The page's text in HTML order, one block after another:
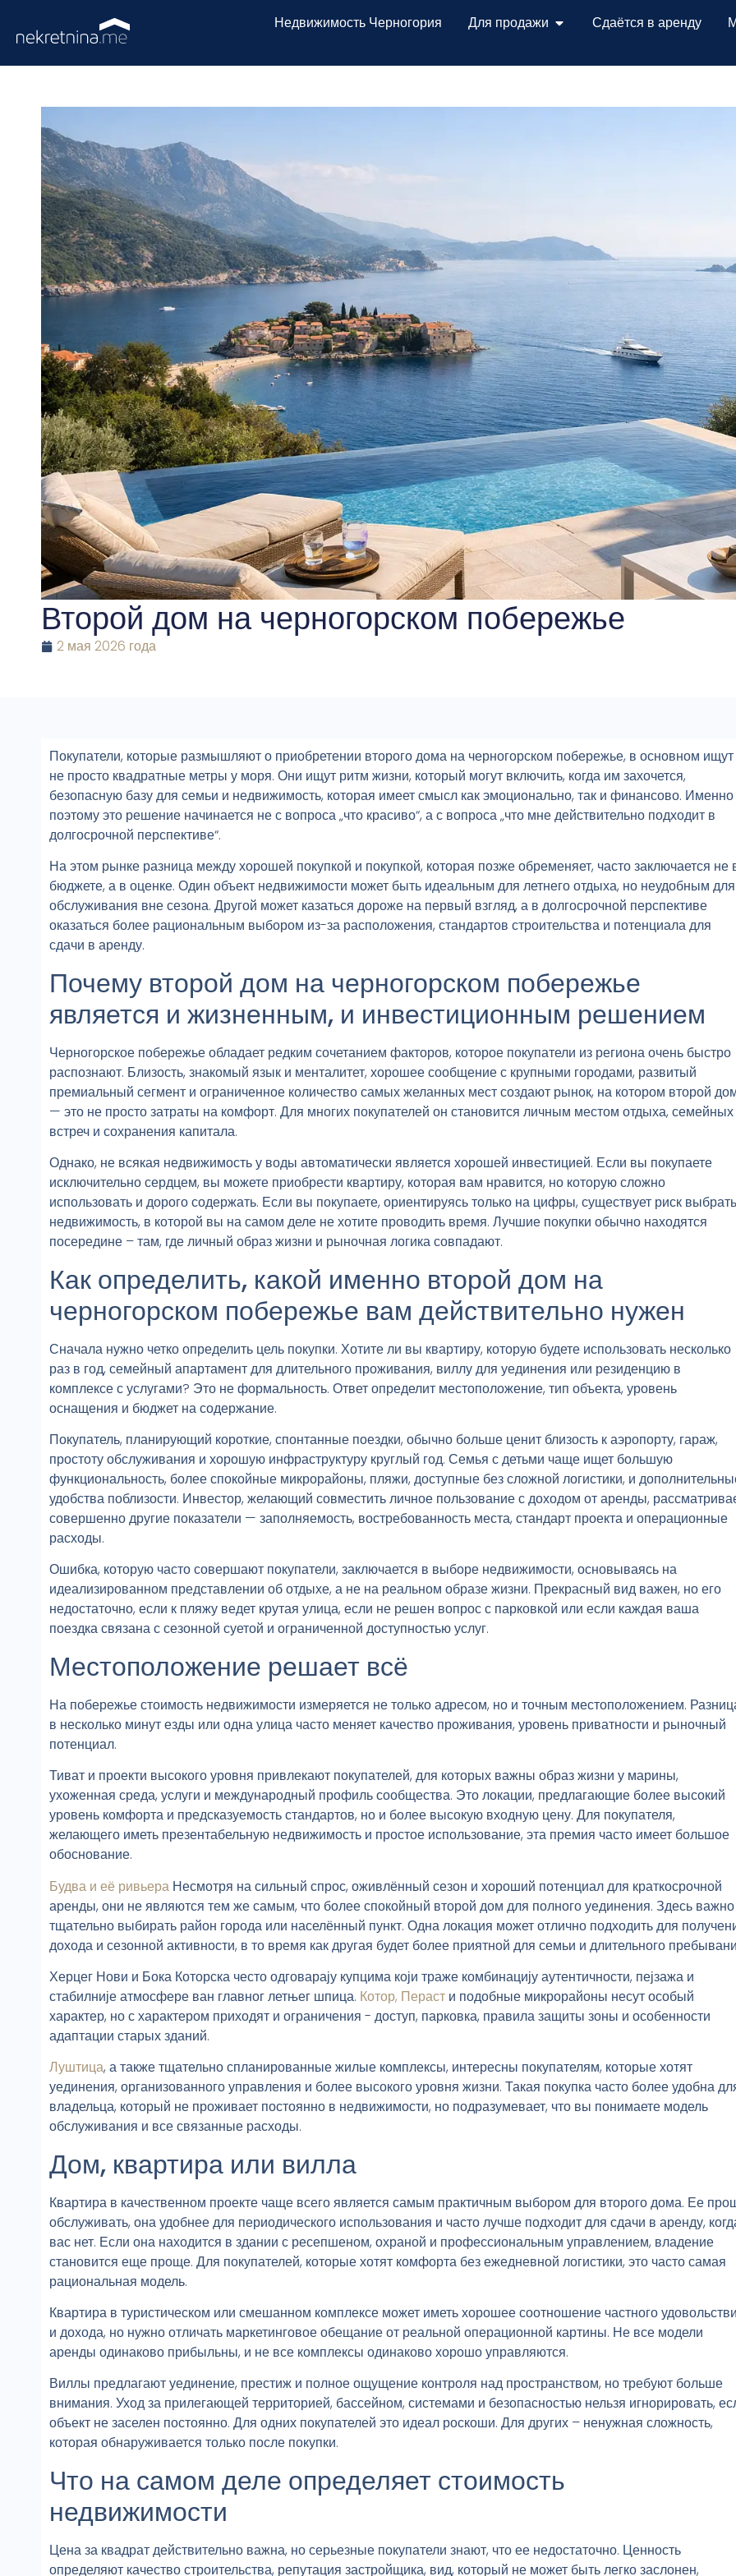
Недвижимость Черногория Для продажи Сдаётся в аренду
Второй дом на черногорском побережье
2 мая 2026 года
Покупатели, которые размышляют о приобретении второго дома на черногорском побережье, в основном ищут
не просто квадратные метры у моря. Они ищут ритм жизни, который могут включить, когда им захочется,
безопасную базу для семьи и недвижимость, которая имеет смысл как эмоционально, так и финансово. Именно
поэтому это решение начинается не с вопроса „что красиво“, а с вопроса „что мне действительно подходит в
долгосрочной перспективе“.
На этом рынке разница между хорошей покупкой и покупкой, которая позже обременяет, часто заключается не
бюджете, а в оценке. Один объект недвижимости может быть идеальным для летнего отдыха, но неудобным для
обслуживания вне сезона. Другой может казаться дороже на первый взгляд, а в долгосрочной перспективе
оказаться более рациональным выбором из-за расположения, стандартов строительства и потенциала для
сдачи в аренду.
Почему второй дом на черногорском побережье
является и жизненным, и инвестиционным решением
Черногорское побережье обладает редким сочетанием факторов, которое покупатели из региона очень быстро
распознают. Близость, знакомый язык и менталитет, хорошее сообщение с крупными городами, развитый
премиальный сегмент и ограниченное количество самых желанных мест создают рынок, на котором второй
— это не просто затраты на комфорт. Для многих покупателей он становится личным местом отдыха, семейных
встреч и сохранения капитала.
Однако, не всякая недвижимость у воды автоматически является хорошей инвестицией. Если вы покупаете
исключительно сердцем, вы можете приобрести квартиру, которая вам нравится, но которую сложно
использовать и дорого содержать. Если вы покупаете, ориентируясь только на цифры, существует риск выбрать
недвижимость, в которой вы на самом деле не хотите проводить время. Лучшие покупки обычно находятся
посередине – там, где личный образ жизни и рыночная логика совпадают.
Как определить, какой именно второй дом на
черногорском побережье вам действительно нужен
Сначала нужно четко определить цель покупки. Хотите ли вы квартиру, которую будете использовать несколько
раз в год, семейный апартамент для длительного проживания, виллу для уединения или резиденцию в
комплексе с услугами? Это не формальность. Ответ определит местоположение, тип объекта, уровень
оснащения и бюджет на содержание.
Покупатель, планирующий короткие, спонтанные поездки, обычно больше ценит близость к аэропорту, гараж,
простоту обслуживания и хорошую инфраструктуру круглый год. Семья с детьми чаще ищет большую
функциональность, более спокойные микрорайоны, пляжи, доступные без сложной логистики, и
удобства поблизости. Инвестор, желающий совместить личное пользование с доходом от аренды,
совершенно другие показатели — заполняемость, востребованность места, стандарт проекта и операционные
расходы.
Ошибка, которую часто совершают покупатели, заключается в выборе недвижимости, основываясь на
идеализированном представлении об отдыхе, а не на реальном образе жизни. Прекрасный вид важен, но его
недостаточно, если к пляжу ведет крутая улица, если не решен вопрос с парковкой или если каждая ваша
поездка связана с сезонной суетой и ограниченной доступностью услуг.
Местоположение решает всё
На побережье стоимость недвижимости измеряется не только адресом, но и точным местоположением.
в несколько минут езды или одна улица часто меняет качество проживания, уровень приватности и рыночный
потенциал.
Тиват и проекти высокого уровня привлекают покупателей, для которых важны образ жизни у марины,
ухоженная среда, услуги и международный профиль сообщества. Это локации, предлагающие более высокий
уровень комфорта и предсказуемость стандартов, но и более высокую входную цену. Для покупателя,
желающего иметь презентабельную недвижимость и простое использование, эта премия часто имеет большое
обоснование.
Будва и её ривьера Несмотря на сильный спрос, оживлённый сезон и хороший потенциал для краткосрочной
аренды, они не являются тем же самым, что более спокойный второй дом для полного уединения. Здесь важно
тщательно выбирать район города или населённый пункт. Одна локация может отлично подходить для
дохода и сезонной активности, в то время как другая будет более приятной для семьи и длительного
Херцег Нови и Бока Которска често одговарају купцима који траже комбинацију аутентичности, пејзажа и
стабилније атмосфере ван главног летњег шпица. Котор, Пераст и подобные микрорайоны несут особый
характер, но с характером приходят и ограничения - доступ, парковка, правила защиты зоны и особенности
адаптации старых зданий.
Луштица, а также тщательно спланированные жилые комплексы, интересны покупателям, которые хотят
уединения, организованного управления и более высокого уровня жизни. Такая покупка часто более удобна
владельца, который не проживает постоянно в недвижимости, но подразумевает, что вы понимаете модель
обслуживания и все связанные расходы.
Дом, квартира или вилла
Квартира в качественном проекте чаще всего является самым практичным выбором для второго дома. Ее
обслуживать, она удобнее для периодического использования и часто лучше подходит для сдачи в аренду,
вас нет. Если она находится в здании с ресепшеном, охраной и профессиональным управлением, владение
становится еще проще. Для покупателей, которые хотят комфорта без ежедневной логистики, это часто самая
рациональная модель.
Квартира в туристическом или смешанном комплексе может иметь хорошее соотношение частного
и дохода, но нужно отличать маркетинговое обещание от реальной операционной картины. Не все модели
аренды одинаково прибыльны, и не все комплексы одинаково хорошо управляются.
Виллы предлагают уединение, престиж и полное ощущение контроля над пространством, но требуют больше
внимания. Уход за прилегающей территорией, бассейном, системами и безопасностью нельзя игнорировать,
объект не заселен постоянно. Для одних покупателей это идеал роскоши. Для других – ненужная сложность,
которая обнаруживается только после покупки.
Что на самом деле определяет стоимость
недвижимости
Цена за квадрат действительно важна, но серьезные покупатели знают, что ее недостаточно. Ценность
определяют качество строительства, репутация застройщика, вид, который не может быть легко заслонен,